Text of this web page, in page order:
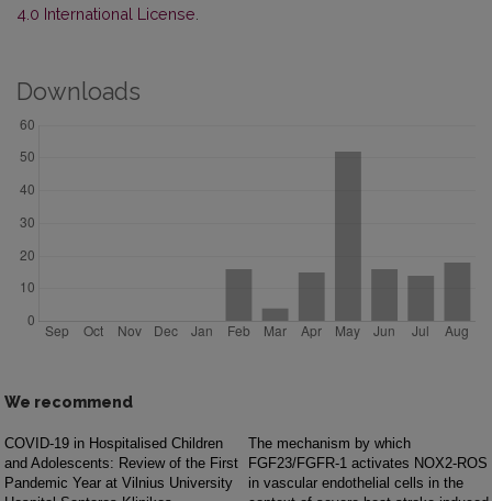
4.0 International License
Downloads
We recommend
COVID-19 in Hospitalised Children
and Adolescents: Review of the First
Pandemic Year at Vilnius University
The mechanism by which
FGF23/FGFR-1 activates NOX2-ROS
in vascular endothelial cells in the